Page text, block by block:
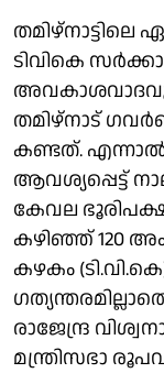
തമിഴ്‌നാട്ടിലെ
ടിവികെ
തമിഴ്‌നാട്
കണ്ടത്. എന്നാല്‍
ആവശ്യപ്പെട്ട്
കേവല
കഴിഞ്ഞ് 120
കഴകം
രാജേന്ദ്ര
മന്ത്രിസഭാ